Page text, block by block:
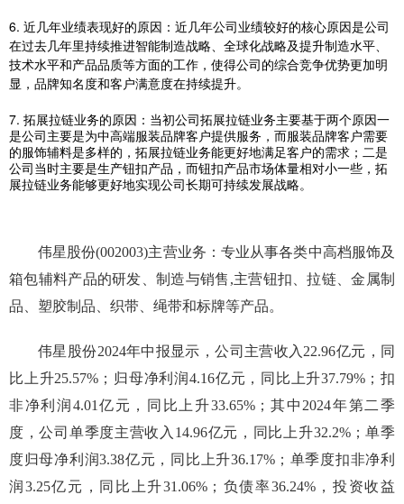
6. 近几年业绩表现好的原因：近几年公司业绩较好的核心原因是公司
在过去几年里持续推进智能制造战略、全球化战略及提升制造水平、
技术水平和产品品质等方面的工作，使得公司的综合竞争优势更加明
显，品牌知名度和客户满意度在持续提升。
7. 拓展拉链业务的原因：当初公司拓展拉链业务主要基于两个原因一
是公司主要是为中高端服装品牌客户提供服务，而服装品牌客户需要
的服饰辅料是多样的，拓展拉链业务能更好地满足客户的需求；二是
公司当时主要是生产钮扣产品，而钮扣产品市场体量相对小一些，拓
展拉链业务能够更好地实现公司长期可持续发展战略。
伟星股份(002003)主营业务：专业从事各类中高档服饰及
箱包辅料产品的研发、制造与销售,主营钮扣、拉链、金属制
品、塑胶制品、织带、绳带和标牌等产品。
伟星股份2024年中报显示，公司主营收入22.96亿元，同
比上升25.57%；归母净利润4.16亿元，同比上升37.79%；扣
非净利润4.01亿元，同比上升33.65%；其中2024年第二季
度，公司单季度主营收入14.96亿元，同比上升32.2%；单季
度归母净利润3.38亿元，同比上升36.17%；单季度扣非净利
润3.25亿元，同比上升31.06%；负债率36.24%，投资收益